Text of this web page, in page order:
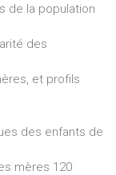
de la population
des
et profils
des enfants de
mères 120